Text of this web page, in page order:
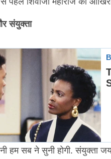
संयुक्ता
हम सब ने सुनी होगी. संयुक्ता